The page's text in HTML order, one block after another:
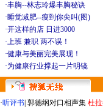
·丰胸--林志玲爆丰胸秘诀
·睡觉减肥--瘦到你尖叫(图)
·开这样的店 日进3000
·上班 兼职 两不误！
·健康与美丽完美展现！
·为健康行业撑起一片明镜
·听评书 郭德纲对口相声集 杜